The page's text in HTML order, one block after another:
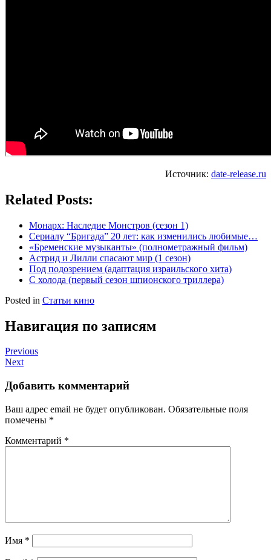
Источник: date-release.ru
Related Posts:
Монарх: Наследие Монстров (сезон 1)
Сериалу “Бригада” 20 лет: как изменились любимые…
«Бременские музыканты» (полнометражный фильм)
Астрид и Лилли спасают мир (1 сезон)
Под подозрением (адаптация израильского хита)
С холода (первый сезон шпионского триллера)
Posted in Статьи кино
Навигация по записям
Previous
Next
Добавить комментарий
Ваш адрес email не будет опубликован. Обязательные поля
помечены *
Комментарий *
Имя *